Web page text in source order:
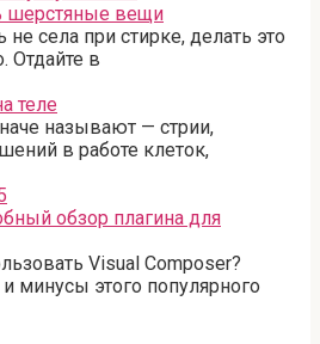
шерстяные вещи
села при стирке, делать это
Отдайте в
теле
называют — стрии,
в работе клеток,
обзор плагина для
Visual Composer?
минусы этого популярного